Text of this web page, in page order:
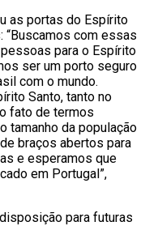
as portas do Espírito
“Buscamos com essas
para o Espírito
ser um porto seguro
com o mundo.
Santo, tanto no
fato de termos
tamanho da população
braços abertos para
e esperamos que
em Portugal”,
para futuras